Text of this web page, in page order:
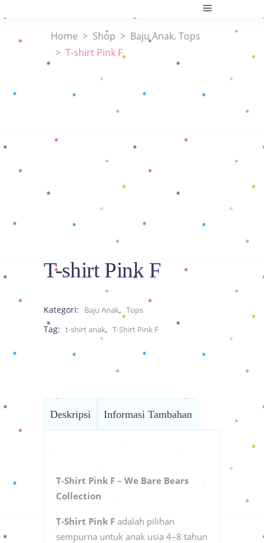
Home > Shop > Baju Anak, Tops
> T-shirt Pink F
T-shirt Pink F
Kategori: Baju Anak, Tops
Tag: t-shirt anak, T-Shirt Pink F
Deskripsi Informasi Tambahan
T-Shirt Pink F – We Bare Bears
Collection
T-Shirt Pink F adalah pilihan
sempurna untuk anak usia 4–8 tahun